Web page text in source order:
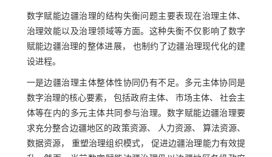
数字赋能边疆治理的结构失衡问题主要表现在治理主体、
治理效能以及治理领域等方面。这种失衡不仅影响了数字
赋能边疆治理的整体进展， 也制约了边疆治理现代化的建
设进程。
一是边疆治理主体整体性协同仍有不足。多元主体协同是
数字治理的核心要素， 包括政府主体、 市场主体、 社会主
体等在内的多元主体共同参与治理。数字赋能边疆治理要
求充分整合边疆地区的政策资源、 人力资源、 算法资源、
数据资源， 重塑治理组织模式， 促进边疆治理能力有效提